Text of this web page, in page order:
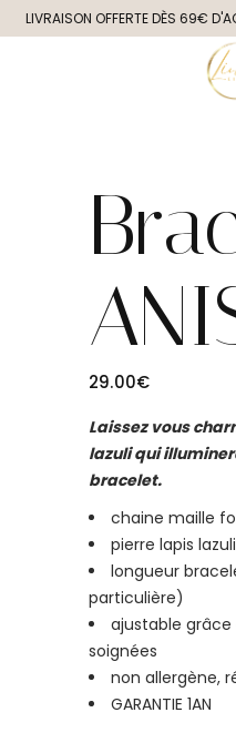
the
LIVRAISON OFFERTE DÈS 69€
29.00€
Laissez vous
lazuli qui
bracelet.
chaine maille
pierre lapis
longueur
particulière)
ajustable
soignées
non allergène,
GARANTIE 1AN